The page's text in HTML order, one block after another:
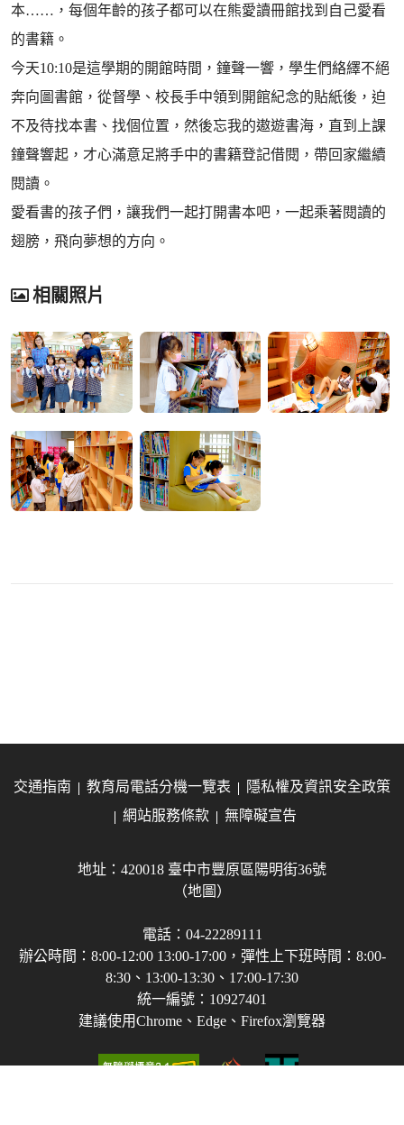
本……，每個年齡的孩子都可以在熊愛讀冊館找到自己愛看
的書籍。
今天10:10是這學期的開館時間，鐘聲一響，學生們絡繹不絕
奔向圖書館，從督學、校長手中領到開館紀念的貼紙後，迫
不及待找本書、找個位置，然後忘我的遨遊書海，直到上課
鐘聲響起，才心滿意足將手中的書籍登記借閱，帶回家繼續
閱讀。
愛看書的孩子們，讓我們一起打開書本吧，一起乘著閱讀的
翅膀，飛向夢想的方向。
相關照片
交通指南 教育局電話分機一覽表
隱私權及資訊安全政策
網站服務條款
無障礙宣告
地址：420018 臺中市豐原區陽明街36號
（地圖）
電話：04-22289111
辦公時間：8:00-12:00 13:00-17:00，彈性上下班時間：8:00-
8:30、13:00-13:30、17:00-17:30
統一編號：10927401
建議使用Chrome、Edge、Firefox瀏覽器